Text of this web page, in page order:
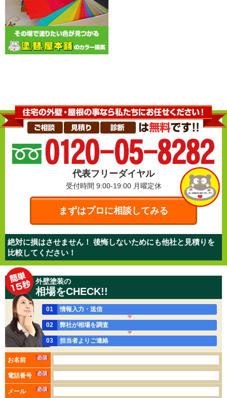
代表フリーダイヤル
受付時間 9:00-19:00 月曜定休
まずはプロに相談してみる
絶対に損はさせません！ 後悔しないためにも他社と見積りを
比較してください！
外壁塗装の
相場をCHECK!!
01 情報入力・送信
02 弊社が相場を調査
03 担当者よりご連絡
お名前 必須
電話番号 必須
メール 必須